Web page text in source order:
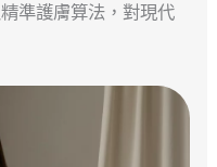
準護膚算法，對現代